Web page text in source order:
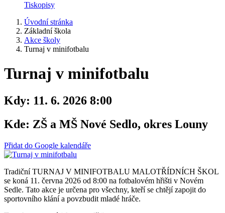
Tiskopisy
Úvodní stránka
Základní škola
Akce školy
Turnaj v minifotbalu
Turnaj v minifotbalu
Kdy: 11. 6. 2026 8:00
Kde: ZŠ a MŠ Nové Sedlo, okres Louny
Přidat do Google kalendáře
Tradiční TURNAJ V MINIFOTBALU MALOTŘÍDNÍCH ŠKOL
se koná 11. června 2026 od 8:00 na fotbalovém hřišti v Novém
Sedle. Tato akce je určena pro všechny, kteří se chtějí zapojit do
sportovního klání a povzbudit mladé hráče.